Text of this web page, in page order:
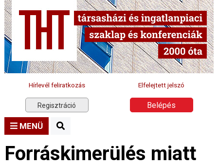
Hírlevél feliratkozás Elfelejtett jelszó
Regisztráció Belépés
MENÜ
Forráskimerülés miatt